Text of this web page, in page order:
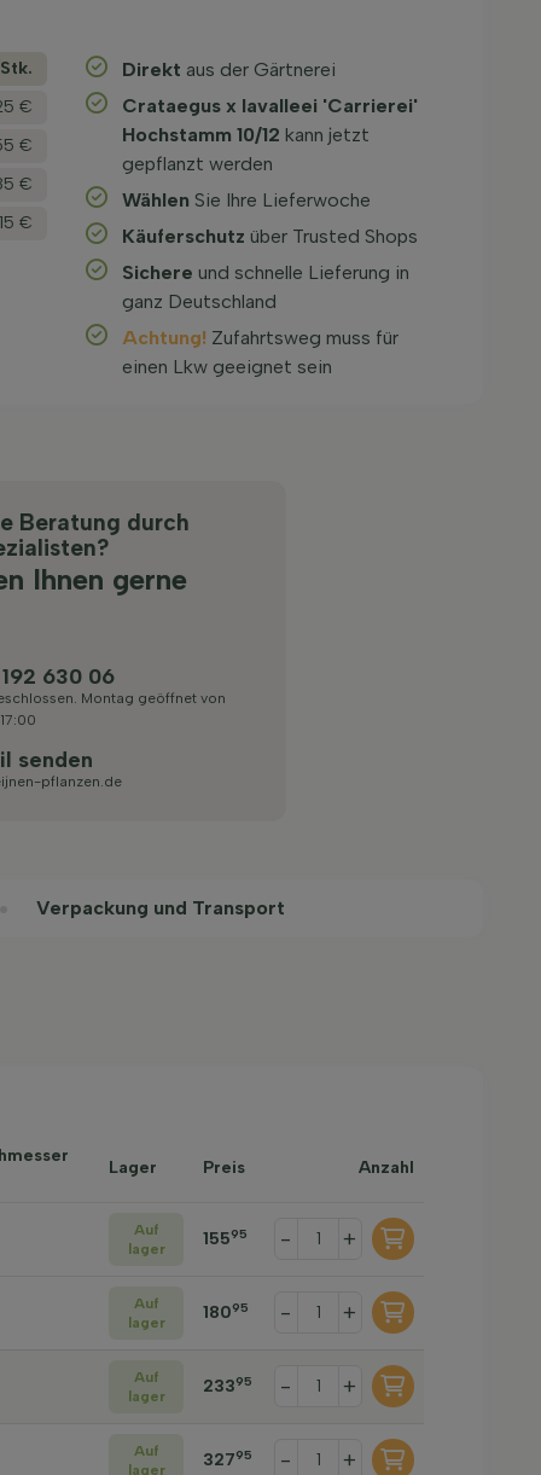
€
€
€
€
Direkt aus der Gärtnerei
Crataegus x lavalleei 'Carrierei'
Hochstamm 10/12 kann jetzt
gepflanzt werden
Wählen Sie Ihre Lieferwoche
Käuferschutz über Trusted Shops
Sichere und schnelle Lieferung in
ganz Deutschland
Achtung! Zufahrtsweg muss für
einen Lkw geeignet sein
Beratung durch
Ihnen gerne
630 06
Montag geöffnet von
senden
pflanzen.de
Verpackung und Transport
Lager Preis Anzahl
Auf
lager
15595 - +
Auf
lager
18095 - +
Auf
lager
23395 - +
Auf
lager
32795 - +